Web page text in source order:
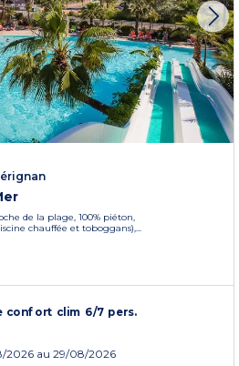
de la plage, 100% piéton,
chauffée et toboggans),...
confort clim 6/7 pers.
2026 au 29/08/2026